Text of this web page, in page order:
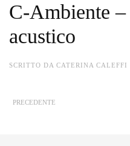
C-Ambiente
acustico
SCRITTO DA CATERINA CALEFFI
PRECEDENTE